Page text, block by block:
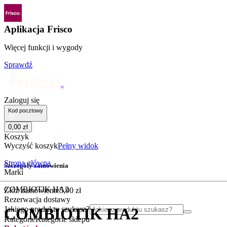
Aplikacja Frisco
Więcej funkcji i wygody
Sprawdź
Zaloguj się
Kod pocztowy
0,00 zł
Koszyk
Wyczyść koszykPełny widok
Szczegóły zamówienia
Złóż zamówienie5,90 zł
Rezerwacja dostawy
Jakiego produktu szukasz?
KategorieKategorie sklepu
Strona główna
Marki
COMBIOTIK HA2
COMBIOTIK HA2